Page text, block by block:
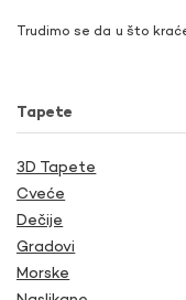
Trudimo se da u što
Tapete
3D Tapete
Cveće
Dečije
Gradovi
Morske